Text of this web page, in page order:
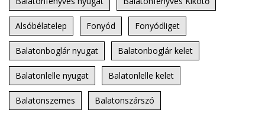
Alsóbélatelep Fonyód Fonyódliget
Balatonboglár nyugat Balatonboglár kelet
Balatonlelle nyugat Balatonlelle kelet
Balatonszemes Balatonszárszó